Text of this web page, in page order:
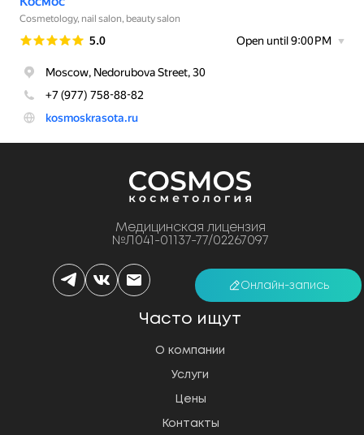
Медицинская лицензия
№Л041-01137-77/02267097
Онлайн-запись
Часто ищут
О компании
Услуги
Цены
Контакты